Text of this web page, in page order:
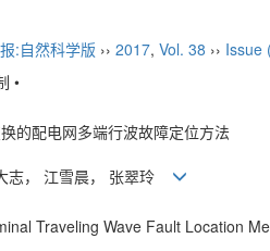
:自然科学版 ›› 2017, Vol. 38 ›› Issue
•
的配电网多端行波故障定位方法
志， 江雪晨， 张翠玲
Traveling Wave Fault Location